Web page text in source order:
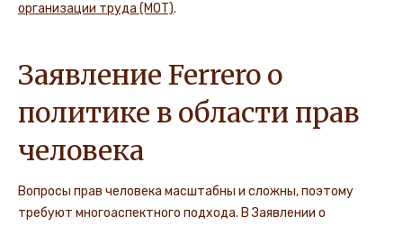
организации труда (МОТ).
Заявление Ferrero о
политике в области прав
человека
Вопросы прав человека масштабны и сложны, поэтому
требуют многоаспектного подхода. В Заявлении о